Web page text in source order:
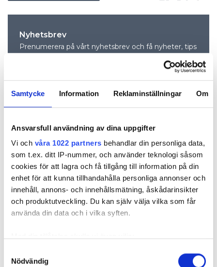
Samtycke Information Reklaminställningar Om
Ansvarsfull användning av dina uppgifter
Vi och våra 1022 partners behandlar din personliga data,
som t.ex. ditt IP-nummer, och använder teknologi såsom
cookies för att lagra och få tillgång till information på din
enhet för att kunna tillhandahålla personliga annonser och
innehåll, annons- och innehållsmätning, åskådarinsikter
och produktutveckling. Du kan själv välja vilka som får
använda din data och i vilka syften.
som kan ha en noggrannhet på upp till flera meter
Nödvändig
Nyhetsbrev
Prenumerera på vårt nyhetsbrev och få nyheter, tips
REKOMMENDERADE ARTIKLAR
Här är 13